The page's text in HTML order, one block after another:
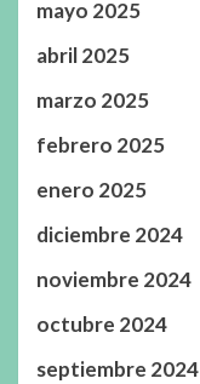
mayo 2025
abril 2025
marzo 2025
febrero 2025
enero 2025
diciembre 2024
noviembre 2024
octubre 2024
septiembre 2024